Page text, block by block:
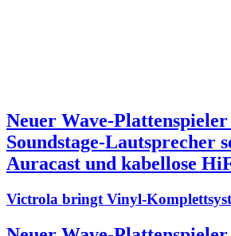
Neuer Wave-
Soundstage-Lautsprecher
Auracast und kabellose
Victrola bringt Vinyl-